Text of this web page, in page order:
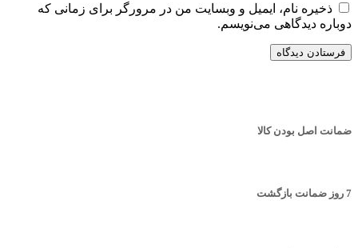
ذخیره نام، ایمیل و وبسایت من در مرورگر برای زمانی که
دوباره دیدگاهی می‌نویسم.
ضمانت اصل بودن کالا
7 روز ضمانت بازگشت